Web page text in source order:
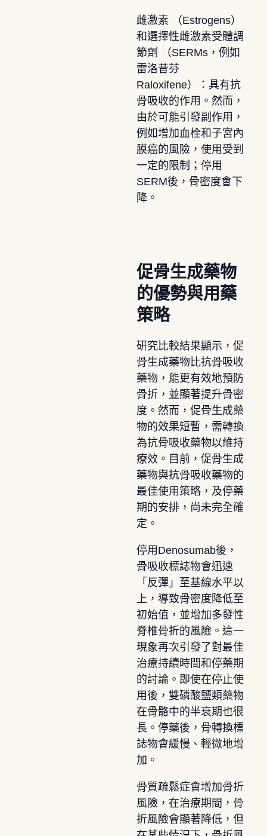
雌激素 （Estrogens）
和選擇性雌激素受體調
節劑 （SERMs，例如
雷洛昔芬
Raloxifene）：具有抗
骨吸收的作用。然而，
由於可能引發副作用，
例如增加血栓和子宮內
膜癌的風險，使用受到
一定的限制；停用
SERM後，骨密度會下
降。
促骨生成藥物
的優勢與用藥
策略
研究比較結果顯示，促
骨生成藥物比抗骨吸收
藥物，能更有效地預防
骨折，並顯著提升骨密
度。然而，促骨生成藥
物的效果短暫，需轉換
為抗骨吸收藥物以維持
療效。目前，促骨生成
藥物與抗骨吸收藥物的
最佳使用策略，及停藥
期的安排，尚未完全確
定。
停用Denosumab後，
骨吸收標誌物會迅速
「反彈」至基線水平以
上，導致骨密度降低至
初始值，並增加多發性
脊椎骨折的風險。這一
現象再次引發了對最佳
治療持續時間和停藥期
的討論。即使在停止使
用後，雙磷酸鹽類藥物
在骨骼中的半衰期也很
長。停藥後，骨轉換標
誌物會緩慢、輕微地增
加。
骨質疏鬆症會增加骨折
風險，在治療期間，骨
折風險會顯著降低，但